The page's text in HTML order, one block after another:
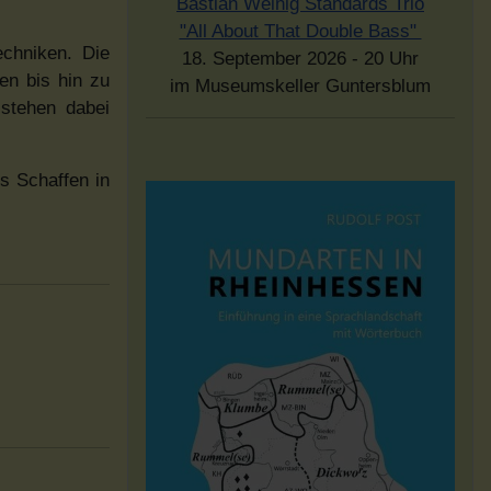
Die
bis hin zu
dabei
Schaffen in
"All About That Double Bass"
18. September 2026 - 20 Uhr
im Museumskeller Guntersblum